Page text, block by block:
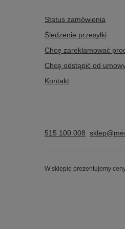
Status zamówienia
Śledzenie przesyłki
Chcę zareklamować
Chcę odstąpić od
Kontakt
515 100 008
W sklepie prezentujemy